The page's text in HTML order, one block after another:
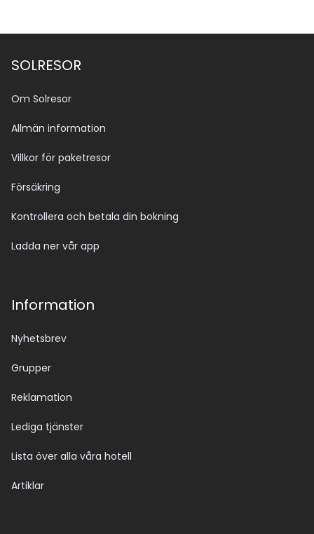
SOLRESOR
Om Solresor
Allmän information
Villkor för paketresor
Försäkring
Kontrollera och betala din bokning
Ladda ner vår app
Information
Nyhetsbrev
Grupper
Reklamation
Lediga tjänster
Lista över alla våra hotell
Artiklar